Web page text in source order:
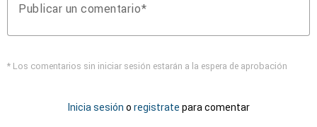
Publicar un comentario
* Los comentarios sin iniciar sesión estarán a la espera de aprobación
Inicia sesión o registrate para comentar